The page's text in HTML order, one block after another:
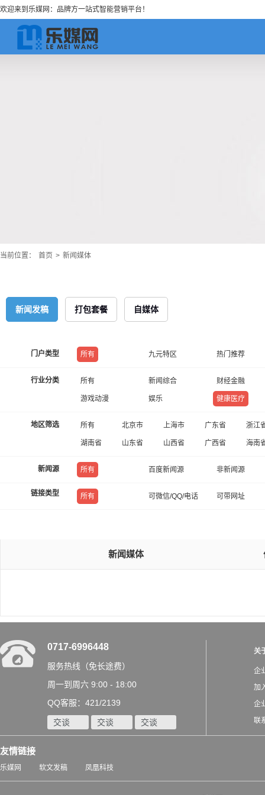
欢迎来到乐媒网：品牌方一站式智能营销平台！
当前位置： 首页 > 新闻媒体
新闻发稿 打包套餐 自媒体
门户类型 所有 九元特区 热门推荐
行业分类 所有 新闻综合 财经金融
游戏动漫 娱乐 健康医疗
地区筛选 所有 北京市 上海市 广东省 浙江
湖南省 山东省 山西省 广西省 海南
新闻源 所有 百度新闻源 非新闻源
链接类型 所有 可微信/QQ/电话 可带网址
新闻媒体
0717-6996448
服务热线（免长途费）
周一到周六 9:00 - 18:00
QQ客服：421/2139
交谈 交谈 交谈
关
企
加
企
联
友情链接
乐媒网 软文发稿 凤凰科技